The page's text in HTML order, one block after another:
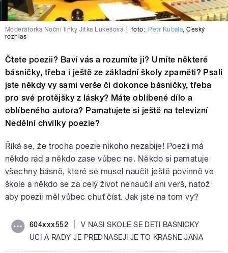
Moderátorka Noční linky Jitka Lukešová foto: Petr Kubala,Český
rozhlas
Čtete poezii? Baví vás a rozumíte ji? Umíte některé
básničky, třeba i ještě ze základní školy zpaměti? Psali
jste někdy vy sami verše či dokonce básničky, třeba
pro své protějšky z lásky? Máte oblíbené dílo a
oblíbeného autora? Pamatujete si ještě na televizní
Nedělní chvilky poezie?
Říká se, že trocha poezie nikoho nezabije! Poezii má
někdo rád a někdo zase vůbec ne. Někdo si pamatuje
všechny básně, které se musel naučit ještě povinně ve
škole a někdo se za celý život nenaučil ani verš, natož
aby poezii měl vůbec chuť číst. Jak jste na tom vy?
604xxx552
V NASI SKOLE SE DETI BASNICKY
UCI A RADY JE PREDNASEJI JE TO KRASNE JANA